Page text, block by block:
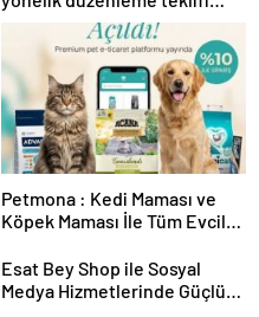
Meclis’te kabul edildi
Petmona : Kedi Maması ve
Köpek Maması İle Tüm Evcil
Esat Bey Shop ile Sosyal
Medya Hizmetlerinde Güçlü